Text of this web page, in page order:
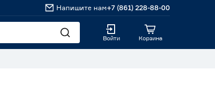
Напишите нам+7 (861) 228-88-00
Войти Корзина